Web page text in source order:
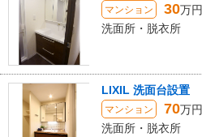
マンション 30万円
洗面所・脱衣所
LIXIL 洗面台設置
マンション 70万円
洗面所・脱衣所